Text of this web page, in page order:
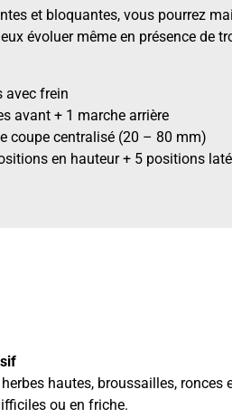
et bloquantes, vous pourrez
évoluer même en présence de
avec frein
avant + 1 marche arrière
coupe centralisé (20 – 80 mm)
en hauteur + 5 positions
hautes, broussailles, ronces
ou en friche.